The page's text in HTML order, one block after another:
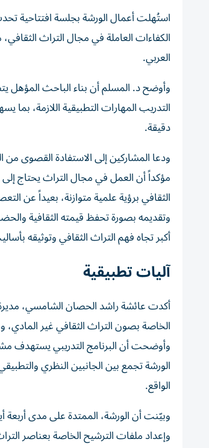
استُهلت أعمال الورشة بجلسة افتتاحية
الكفاءات العاملة في مجال التراث
العربي.
وأوضح د. المسلم أن بناء الباحث المؤهل
التدريب المهارات التطبيقية اللازمة،
دقيقة.
ودعا المشاركين إلى الاستفادة القصوى من
مؤكداً أن العمل في مجال التراث يحتاج
الثقافي برؤية علمية متوازنة، بعيداً عن
وتقديمه بصورة تحفظ قيمته الثقافية
أكبر تجاه فهم التراث الثقافي وتوثيقه
آليات تطبيقية
الخاصة بصون التراث الثقافي غير
وأوضحت أن البرنامج التدريبي يستهدف
الورشة تجمع بين الجانبين النظري
الواقع.
وبيّنت أن الورشة، الممتدة على مدى أربعة
وإعداد ملفات الترشيح الخاصة بعناصر